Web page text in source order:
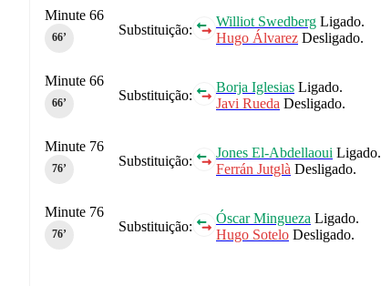
Substituição:
Williot Swedberg Ligado.
Hugo Álvarez Desligado.
Minute 66
66‎’‎
Substituição:
Borja Iglesias Ligado.
Javi Rueda Desligado.
Minute 66
66‎’‎
Substituição:
Jones El-Abdellaoui Ligado.
Ferrán Jutglà Desligado.
Minute 76
76‎’‎
Substituição:
Óscar Mingueza Ligado.
Hugo Sotelo Desligado.
Minute 76
76‎’‎